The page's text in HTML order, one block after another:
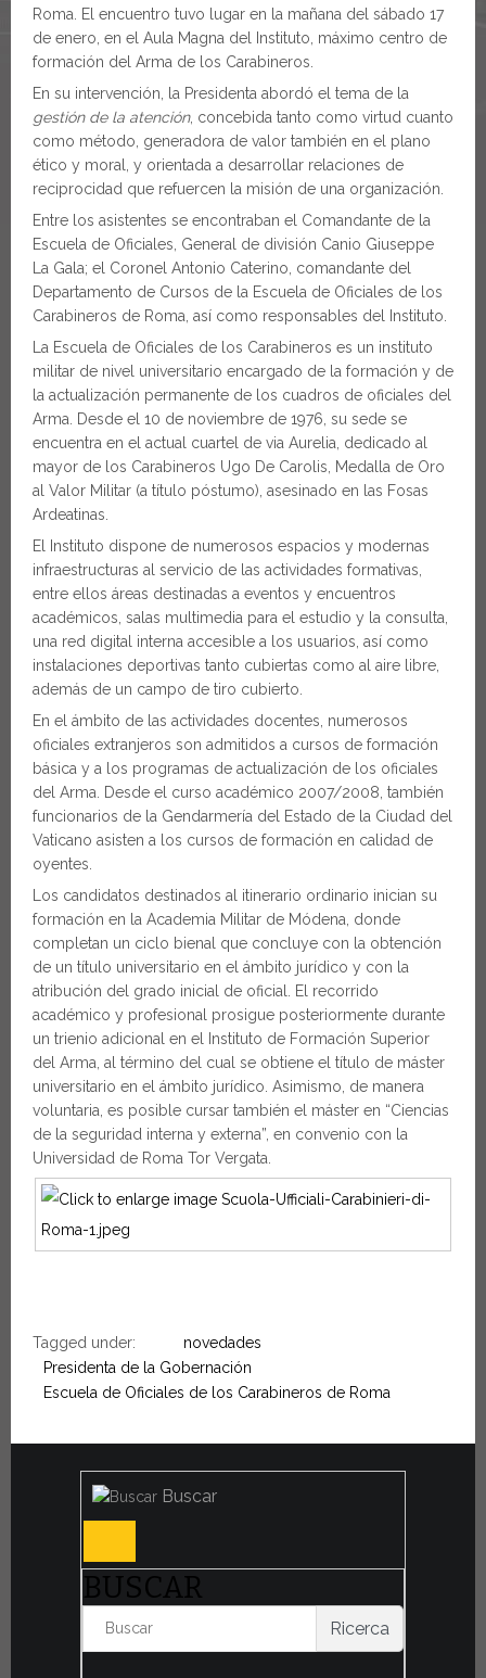
Roma. El encuentro tuvo lugar en la mañana del sábado 17
de enero, en el Aula Magna del Instituto, máximo centro de
formación del Arma de los Carabineros.
En su intervención, la Presidenta abordó el tema de la
gestión de la atención, concebida tanto como virtud cuanto
como método, generadora de valor también en el plano
ético y moral, y orientada a desarrollar relaciones de
reciprocidad que refuercen la misión de una organización.
Entre los asistentes se encontraban el Comandante de la
Escuela de Oficiales, General de división Canio Giuseppe
La Gala; el Coronel Antonio Caterino, comandante del
Departamento de Cursos de la Escuela de Oficiales de los
Carabineros de Roma, así como responsables del Instituto.
La Escuela de Oficiales de los Carabineros es un instituto
militar de nivel universitario encargado de la formación y de
la actualización permanente de los cuadros de oficiales del
Arma. Desde el 10 de noviembre de 1976, su sede se
encuentra en el actual cuartel de via Aurelia, dedicado al
mayor de los Carabineros Ugo De Carolis, Medalla de Oro
al Valor Militar (a título póstumo), asesinado en las Fosas
Ardeatinas.
El Instituto dispone de numerosos espacios y modernas
infraestructuras al servicio de las actividades formativas,
entre ellos áreas destinadas a eventos y encuentros
académicos, salas multimedia para el estudio y la consulta,
una red digital interna accesible a los usuarios, así como
instalaciones deportivas tanto cubiertas como al aire libre,
además de un campo de tiro cubierto.
En el ámbito de las actividades docentes, numerosos
oficiales extranjeros son admitidos a cursos de formación
básica y a los programas de actualización de los oficiales
del Arma. Desde el curso académico 2007/2008, también
funcionarios de la Gendarmería del Estado de la Ciudad del
Vaticano asisten a los cursos de formación en calidad de
oyentes.
Los candidatos destinados al itinerario ordinario inician su
formación en la Academia Militar de Módena, donde
completan un ciclo bienal que concluye con la obtención
de un título universitario en el ámbito jurídico y con la
atribución del grado inicial de oficial. El recorrido
académico y profesional prosigue posteriormente durante
un trienio adicional en el Instituto de Formación Superior
del Arma, al término del cual se obtiene el título de máster
universitario en el ámbito jurídico. Asimismo, de manera
voluntaria, es posible cursar también el máster en “Ciencias
de la seguridad interna y externa”, en convenio con la
Universidad de Roma Tor Vergata.
Tagged under:
novedades
Presidenta de la Gobernación
Escuela de Oficiales de los Carabineros de Roma
Buscar
BUSCAR
Ricerca